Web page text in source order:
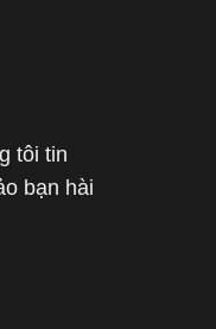
tôi tin
bạn hài